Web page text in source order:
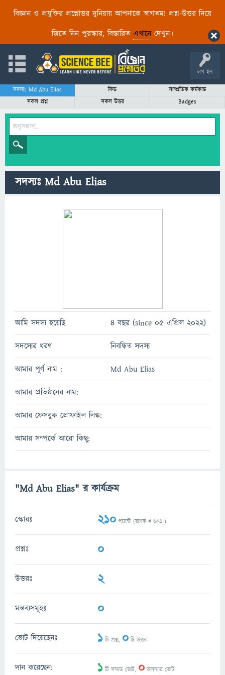
বিজ্ঞান ও প্রযুক্তির প্রশ্নোত্তর দুনিয়ায় আপনাকে স্বাগতম! প্রশ্ন-উত্তর দিয়ে
জিতে নিন পুরস্কার, বিস্তারিত এখানেদেখুন।
লগ ইন
সদস্যঃ Md Abu Elias ফিড
সাম্প্রতিক কর্মকান্ড
সকল প্রশ্ন
সকল উত্তর Badges
সদস্যঃ Md Abu Elias
আমি সদস্য হয়েছি 4 বছর (since 05 এপ্রিল 2022)
সদস্যের ধরণ নিবন্ধিত সদস্য
আমার পূর্ণ নাম : Md Abu Elias
আমার প্রতিষ্ঠানের নাম:
আমার ফেসবুক প্রোফাইল লিঙ্ক:
আমার সম্পর্কে আরো কিছু:
"Md Abu Elias" র কার্যক্রম
স্কোরঃ 210 পয়েন্ট (র‌্যাংক # 671 )
প্রশ্নঃ 0
উত্তরঃ 2
মন্তব্যসমূহঃ 0
ভোট দিয়েছেনঃ 1টি প্রশ্ন, 0টি উত্তর
দান করেছেন: 1টি সম্মত ভোট, 0অসম্মত ভোট